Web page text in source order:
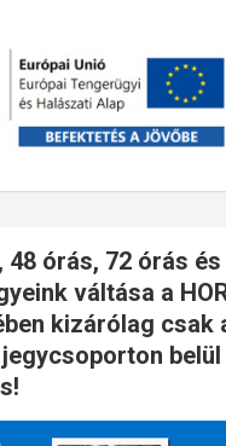
48 órás, 72 órás
váltása a
kizárólag csak
belül